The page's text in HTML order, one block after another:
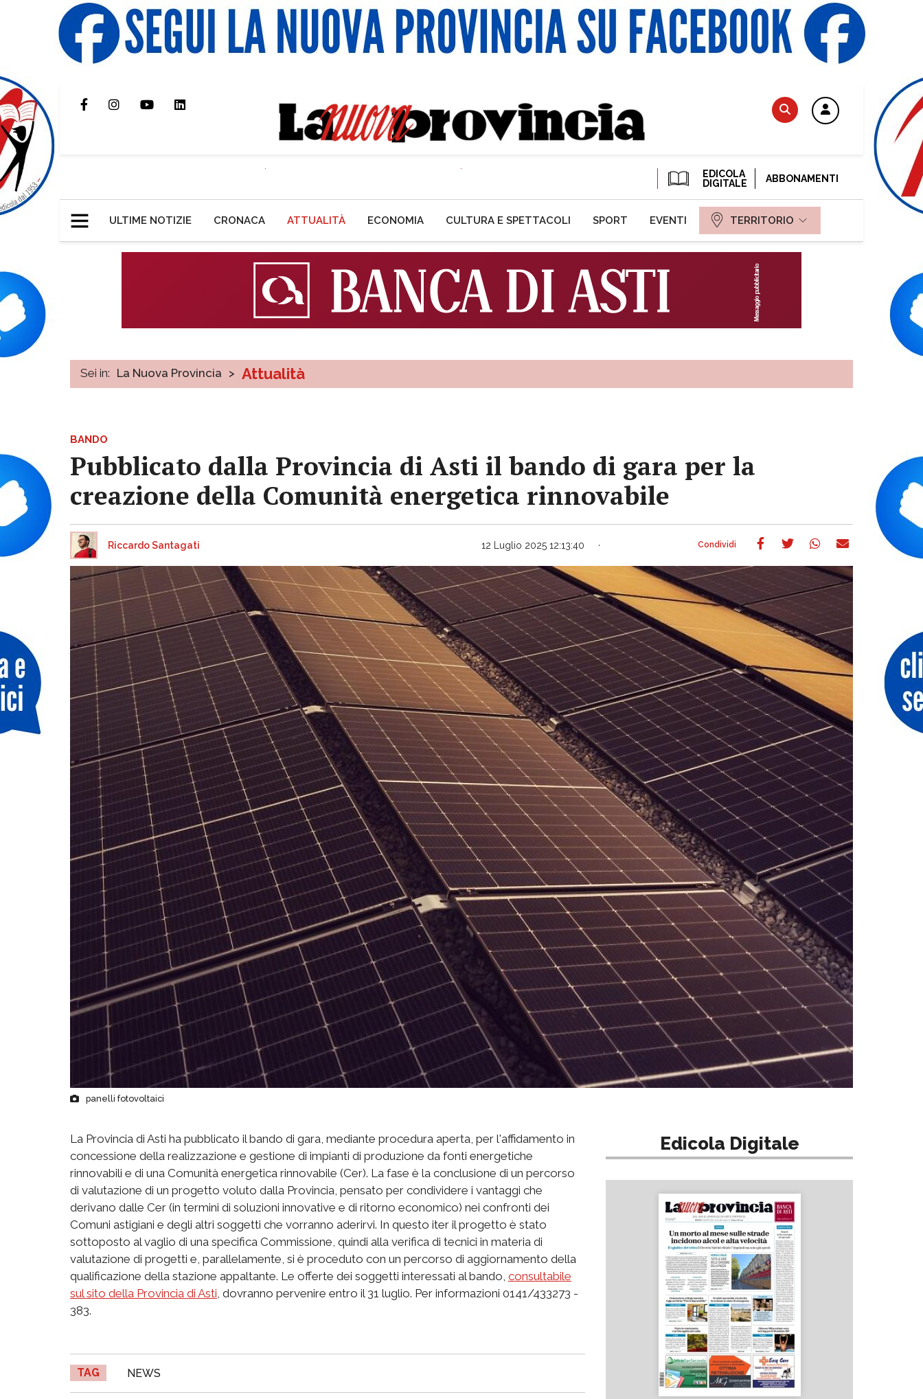
EDICOLA
DIGITALE
ABBONAMENTI
ULTIME NOTIZIE CRONACA ATTUALITÀ ECONOMIA CULTURA E SPETTACOLI SPORT EVENTI TERRITORIO
Sei in: La Nuova Provincia > Attualità
BANDO
Pubblicato dalla Provincia di Asti il bando di gara per la
creazione della Comunità energetica rinnovabile
Riccardo Santagati 12 Luglio 2025 12:13:40
panelli fotovoltaici
La Provincia di Asti ha pubblicato il bando di gara, mediante procedura aperta, per l'affidamento in
concessione della realizzazione e gestione di impianti di produzione da fonti energetiche
rinnovabili e di una Comunità energetica rinnovabile (Cer). La fase è la conclusione di un percorso
di valutazione di un progetto voluto dalla Provincia, pensato per condividere i vantaggi che
derivano dalle Cer (in termini di soluzioni innovative e di ritorno economico) nei confronti dei
Comuni astigiani e degli altri soggetti che vorranno aderirvi. In questo iter il progetto è stato
sottoposto al vaglio di una specifica Commissione, quindi alla verifica di tecnici in materia di
valutazione di progetti e, parallelamente, si è proceduto con un percorso di aggiornamento della
qualificazione della stazione appaltante. Le offerte dei soggetti interessati al bando, consultabile
sul sito della Provincia di Asti , dovranno pervenire entro il 31 luglio. Per informazioni 0141/433273 -
383.
TAG NEWS
Edicola Digitale